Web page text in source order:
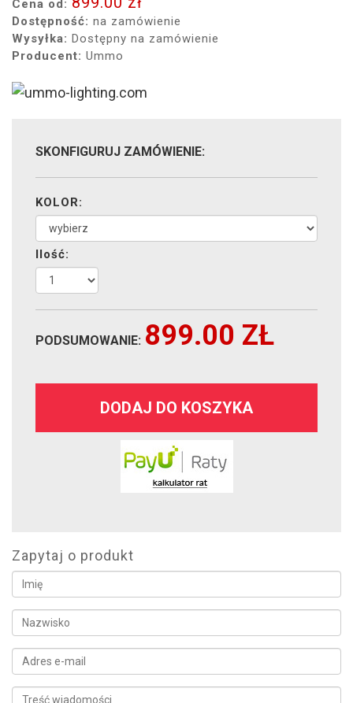
Cena od:
Dostępność: na zamówienie
Wysyłka: Dostępny na zamówienie
Producent: Ummo
SKONFIGURUJ ZAMÓWIENIE:
KOLOR:
Ilość:
PODSUMOWANIE: 899.00 ZŁ
DODAJ DO KOSZYKA
Zapytaj o produkt